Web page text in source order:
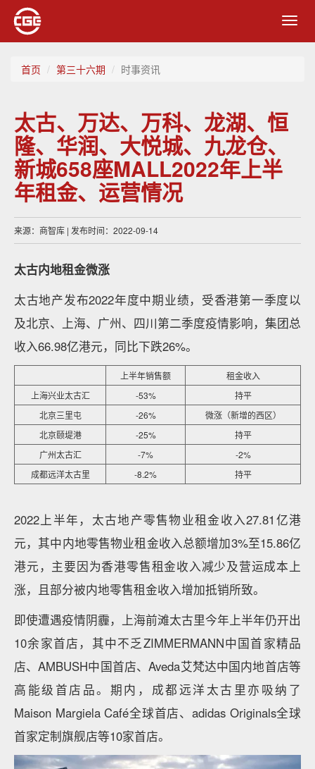
首页 第三十六期 时事资讯
太古、万达、万科、龙湖、恒
隆、华润、大悦城、九龙仓、
新城658座MALL2022年上半
年租金、运营情况
来源：商智库 | 发布时间：2022-09-14
太古内地租金微涨
太古地产发布2022年度中期业绩，受香港第一季度以
及北京、上海、广州、四川第二季度疫情影响，集团总
收入66.98亿港元，同比下跌26%。
上半年销售额
租金收入
上海兴业太古汇
-53%
持平
北京三里屯
-26%
微涨（新增的西区）
北京颐堤港
-25%
持平
广州太古汇
-7%
-2%
成都远洋太古里
-8.2% 持平
2022上半年，太古地产零售物业租金收入27.81亿港
元，其中内地零售物业租金收入总额增加3%至15.86亿
港元，主要因为香港零售租金收入减少及营运成本上
涨，且部分被内地零售租金收入增加抵销所致。
即使遭遇疫情阴霾，上海前滩太古里今年上半年仍开出
10余家首店，其中不乏ZIMMERMANN中国首家精品
店、AMBUSH中国首店、Aveda艾梵达中国内地首店等
高能级首店品。期内，成都远洋太古里亦吸纳了
Maison Margiela Café全球首店、adidas Originals全球
首家定制旗舰店等10家首店。